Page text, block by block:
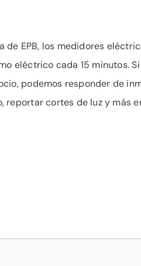
de EPB, los medidores
eléctrico cada 15 minutos.
podemos responder de
reportar cortes de luz y más